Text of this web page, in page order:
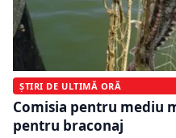
ȘTIRI DE ULTIMĂ ORĂ
Comisia pentru mediu
pentru braconaj